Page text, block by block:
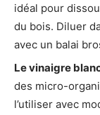
idéal pour
du bois. Diluer
avec un balai
Le vinaigre
des micro-
l’utiliser avec